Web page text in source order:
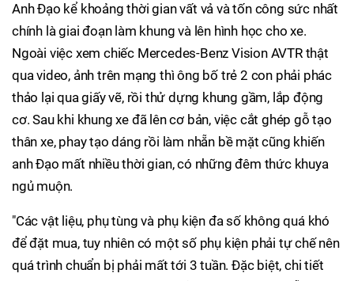
Anh Đạo kể khoảng thời gian vất vả và tốn công sức nhất
chính là giai đoạn làm khung và lên hình học cho xe.
Ngoài việc xem chiếc Mercedes-Benz Vision AVTR thật
qua video, ảnh trên mạng thì ông bố trẻ 2 con phải phác
thảo lại qua giấy vẽ, rồi thử dựng khung gầm, lắp động
cơ. Sau khi khung xe đã lên cơ bản, việc cắt ghép gỗ tạo
thân xe, phay tạo dáng rồi làm nhẵn bề mặt cũng khiến
anh Đạo mất nhiều thời gian, có những đêm thức khuya
ngủ muộn.
"Các vật liệu, phụ tùng và phụ kiện đa số không quá khó
để đặt mua, tuy nhiên có một số phụ kiện phải tự chế nên
quá trình chuẩn bị phải mất tới 3 tuần. Đặc biệt, chi tiết